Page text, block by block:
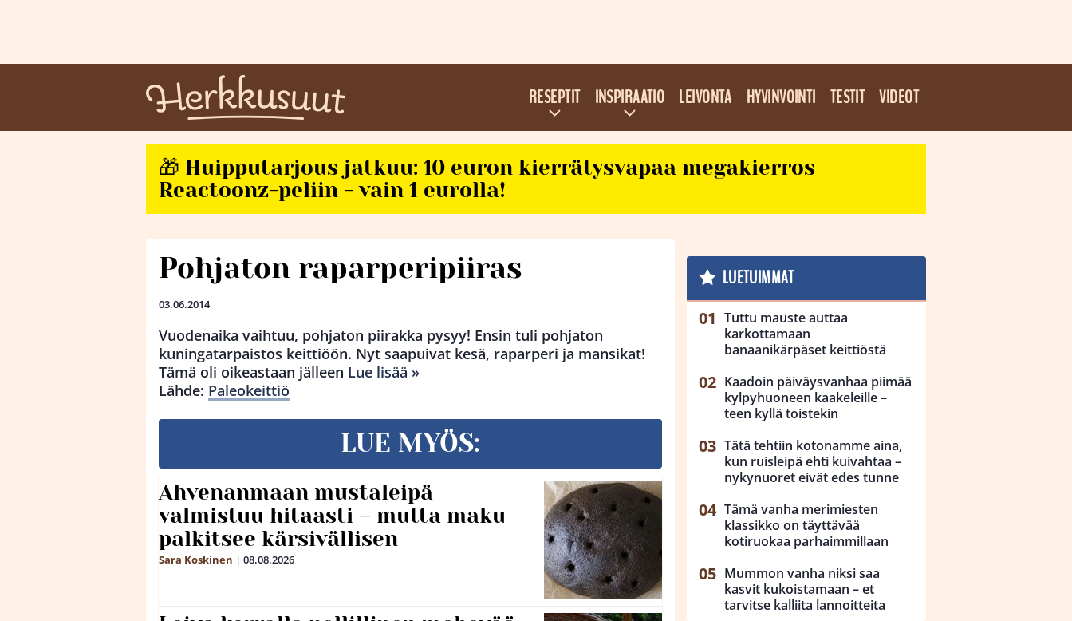
RESEPTIT INSPIRAATIO LEIVONTA HYVINVOINTI TESTIT VIDEOT
🎁 Huipputarjous jatkuu: 10 euron kierrätysvapaa megakierros
Reactoonz-peliin - vain 1 eurolla!
Pohjaton raparperipiiras
03.06.2014
Vuodenaika vaihtuu, pohjaton piirakka pysyy! Ensin tuli pohjaton
kuningatarpaistos keittiöön. Nyt saapuivat kesä, raparperi ja mansikat!
Tämä oli oikeastaan jälleen Lue lisää »
Lähde: Paleokeittiö
LUE MYÖS:
Ahvenanmaan mustaleipä
valmistuu hitaasti – mutta maku
palkitsee kärsivällisen
Sara Koskinen | 08.08.2026
LUETUIMMAT
Tuttu mauste auttaa
karkottamaan
banaanikärpäset keittiöstä
Kaadoin päiväysvanhaa piimää
kylpyhuoneen kaakeleille –
teen kyllä toistekin
Tätä tehtiin kotonamme aina,
kun ruisleipä ehti kuivahtaa –
nykynuoret eivät edes tunne
Tämä vanha merimiesten
klassikko on täyttävää
kotiruokaa parhaimmillaan
Mummon vanha niksi saa
kasvit kukoistamaan – et
tarvitse kalliita lannoitteita